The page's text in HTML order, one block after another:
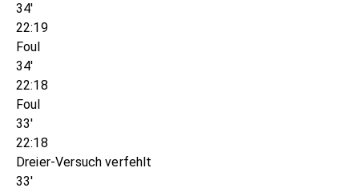
34'
22:19
Foul
34'
22:18
Foul
33'
22:18
Dreier-Versuch verfehlt
33'